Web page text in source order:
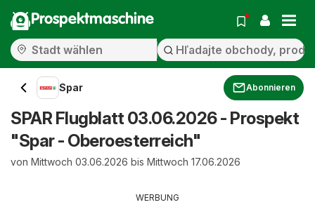
Prospektmaschine
Spar Abonnieren
SPAR Flugblatt 03.06.2026 - Prospekt
"Spar - Oberoesterreich"
von Mittwoch 03.06.2026 bis Mittwoch 17.06.2026
WERBUNG